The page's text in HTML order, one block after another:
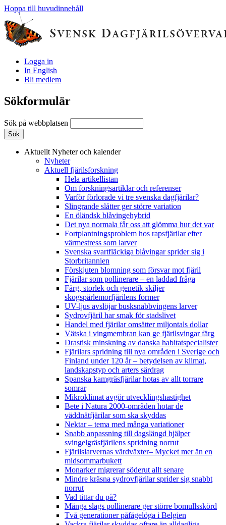
Hoppa till huvudinnehåll
Logga in
In English
Bli medlem
Sökformulär
Sök på webbplatsen
Aktuellt Nyheter och kalender
Nyheter
Aktuell fjärilsforskning
Hela artikellistan
Om forskningsartiklar och referenser
Varför förlorade vi tre svenska dagfjärilar?
Slingrande slåtter ger större variation
En öländsk blåvingehybrid
Det nya normala får oss att glömma hur det var
Fortplantningsproblem hos rapsfjärilar efter
värmestress som larver
Svenska svartfläckiga blåvingar sprider sig i
Storbritannien
Förskjuten blomning som försvar mot fjäril
Fjärilar som pollinerare – en laddad fråga
Färg, storlek och genetik skiljer
skogspärlemorfjärilens former
UV-ljus avslöjar busksnabbvingens larver
Sydrovfjäril har smak för stadslivet
Handel med fjärilar omsätter miljontals dollar
Vätska i vingmembran kan ge fjärilsvingar färg
Drastisk minskning av danska habitatspecialister
Fjärilars spridning till nya områden i Sverige och
Finland under 120 år– betydelsen av klimat,
landskapstyp och arters särdrag
Spanska kamgräsfjärilar hotas av allt torrare
somrar
Mikroklimat avgör utvecklingshastighet
Bete i Natura 2000-områden hotar de
väddnätfjärilar som ska skyddas
Nektar – tema med många variationer
Snabb anpassning till dagslängd hjälper
svingelgräsfjärilens spridning norrut
Fjärilslarvernas värdväxter– Mycket mer än en
midsommarbukett
Monarker migrerar söderut allt senare
Mindre kräsna sydrovfjärilar sprider sig snabbt
norrut
Vad tittar du på?
Många slags pollinerare ger större bomullsskörd
Två generationer påfågelöga i Belgien